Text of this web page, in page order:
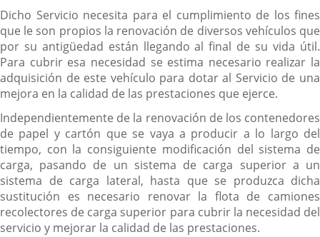
Dicho Servicio necesita para el cumplimiento de los fines
que le son propios la renovación de diversos vehículos que
por su antigüedad están llegando al final de su vida útil.
Para cubrir esa necesidad se estima necesario realizar la
adquisición de este vehículo para dotar al Servicio de una
mejora en la calidad de las prestaciones que ejerce.
Independientemente de la renovación de los contenedores
de papel y cartón que se vaya a producir a lo largo del
tiempo, con la consiguiente modificación del sistema de
carga, pasando de un sistema de carga superior a un
sistema de carga lateral, hasta que se produzca dicha
sustitución es necesario renovar la flota de camiones
recolectores de carga superior para cubrir la necesidad del
servicio y mejorar la calidad de las prestaciones.